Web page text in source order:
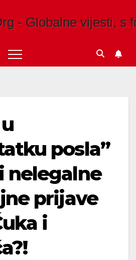
posla”
nelegalne
prijave
i